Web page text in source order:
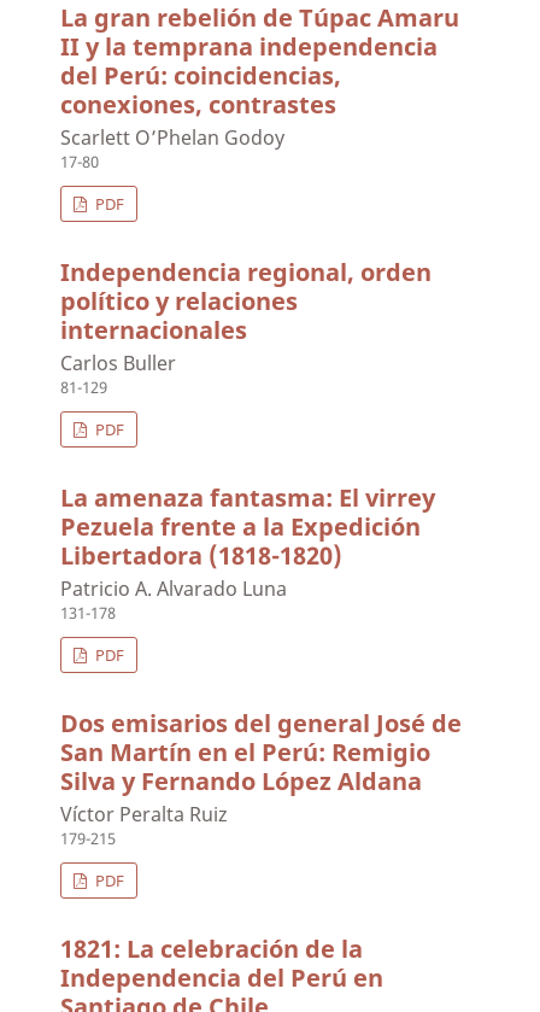
La gran rebelión de Túpac Amaru
II y la temprana independencia
del Perú: coincidencias,
conexiones, contrastes
Scarlett O’Phelan Godoy
17-80
PDF
Independencia regional, orden
político y relaciones
internacionales
Carlos Buller
81-129
PDF
La amenaza fantasma: El virrey
Pezuela frente a la Expedición
Libertadora (1818-1820)
Patricio A. Alvarado Luna
131-178
PDF
Dos emisarios del general José de
San Martín en el Perú: Remigio
Silva y Fernando López Aldana
Víctor Peralta Ruiz
179-215
PDF
1821: La celebración de la
Independencia del Perú en